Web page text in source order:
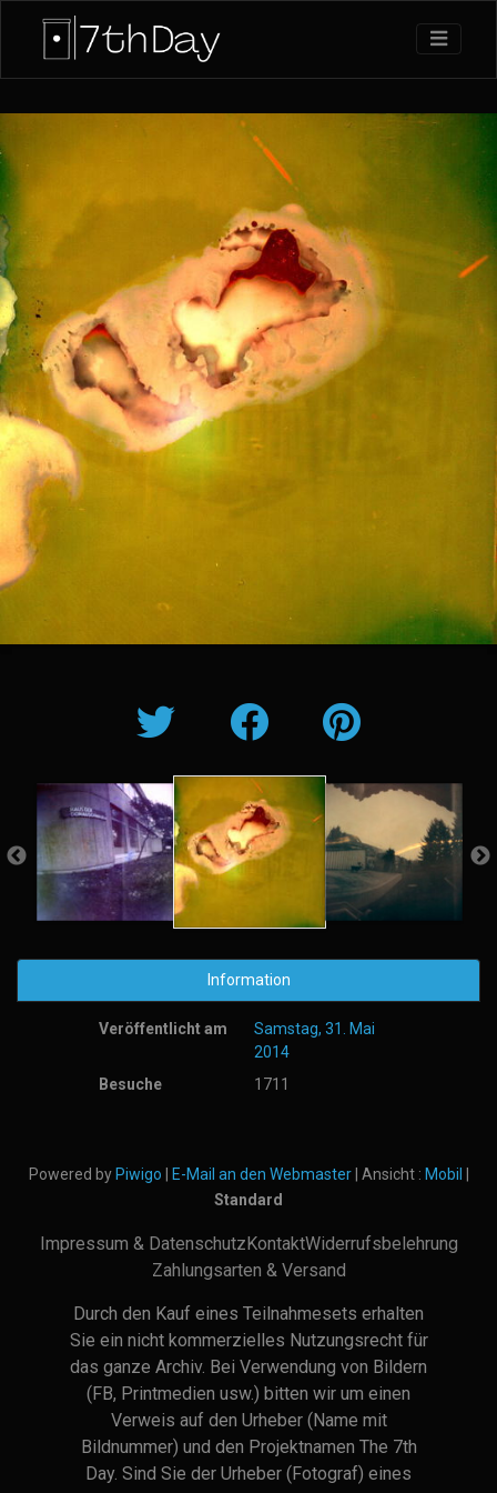
Information
Veröffentlicht am
Samstag, 31. Mai
2014
Besuche
1711
Powered by Piwigo E-Mail an den Webmaster| Ansicht : Mobil
Standard
Impressum & Datenschutz KontaktWiderrufsbelehrung
Zahlungsarten & Versand
Durch den Kauf eines Teilnahmesets erhalten
Sie ein nicht kommerzielles Nutzungsrecht für
das ganze Archiv. Bei Verwendung von Bildern
(FB, Printmedien usw.) bitten wir um einen
Verweis auf den Urheber (Name mit
Bildnummer) und den Projektnamen The 7th
Day. Sind Sie der Urheber (Fotograf) eines